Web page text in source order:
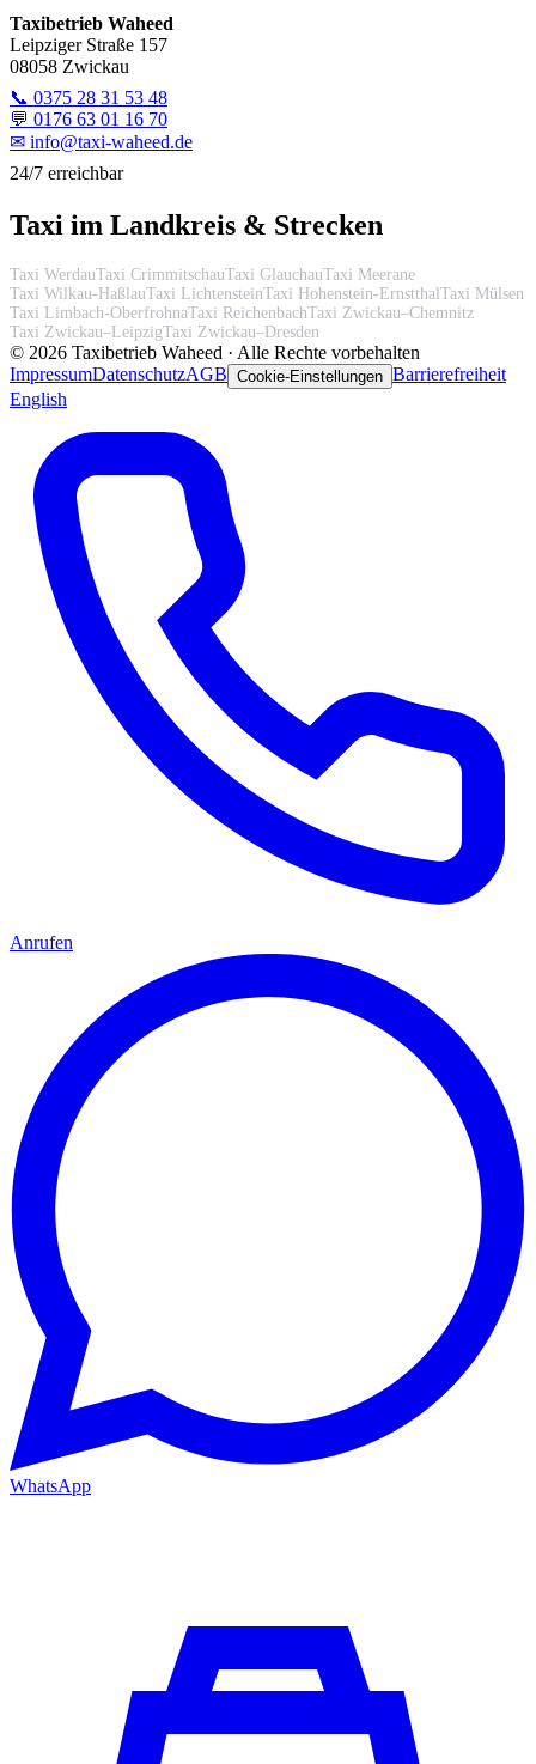
Taxibetrieb Waheed
Leipziger Straße 157
08058 Zwickau
📞 0375 28 31 53 48
💬 0176 63 01 16 70
✉ info@taxi-waheed.de
24/7 erreichbar
Taxi im Landkreis & Strecken
Taxi WerdauTaxi CrimmitschauTaxi GlauchauTaxi Meerane
Taxi Wilkau-HaßlauTaxi LichtensteinTaxi Hohenstein-Ernstthal Taxi Mülsen
Taxi Limbach-OberfrohnaTaxi ReichenbachTaxi Zwickau–Chemnitz
Taxi Zwickau–LeipzigTaxi Zwickau–Dresden
© 2026 Taxibetrieb Waheed · Alle Rechte vorbehalten
ImpressumDatenschutzAGB Cookie-Einstellungen Barrierefreiheit
English
Anrufen
WhatsApp